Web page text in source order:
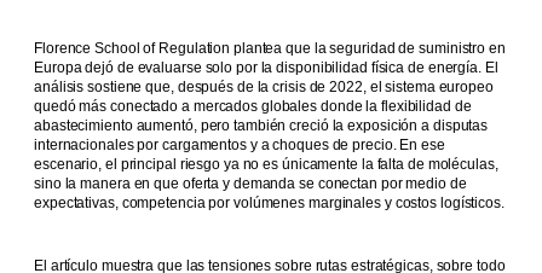
Florence School of Regulation plantea que la seguridad de suministro en
Europa dejó de evaluarse solo por la disponibilidad física de energía. El
análisis sostiene que, después de la crisis de 2022, el sistema europeo
quedó más conectado a mercados globales donde la flexibilidad de
abastecimiento aumentó, pero también creció la exposición a disputas
internacionales por cargamentos y a choques de precio. En ese
escenario, el principal riesgo ya no es únicamente la falta de moléculas,
sino la manera en que oferta y demanda se conectan por medio de
expectativas, competencia por volúmenes marginales y costos logísticos.
El artículo muestra que las tensiones sobre rutas estratégicas, sobre todo